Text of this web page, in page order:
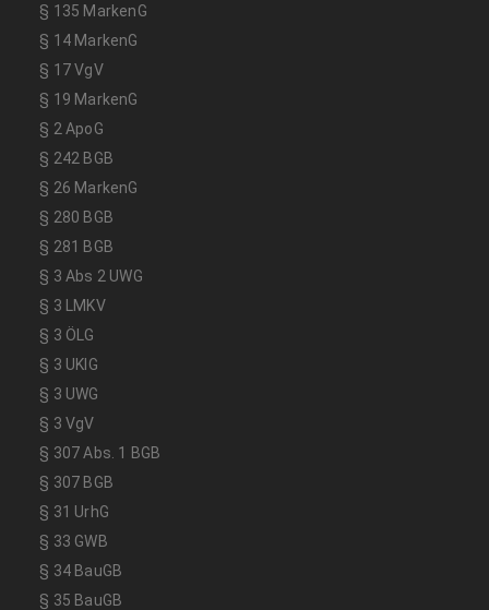
§ 135 MarkenG
§ 14 MarkenG
§ 17 VgV
§ 19 MarkenG
§ 2 ApoG
§ 242 BGB
§ 26 MarkenG
§ 280 BGB
§ 281 BGB
§ 3 Abs 2 UWG
§ 3 LMKV
§ 3 ÖLG
§ 3 UKlG
§ 3 UWG
§ 3 VgV
§ 307 Abs. 1 BGB
§ 307 BGB
§ 31 UrhG
§ 33 GWB
§ 34 BauGB
§ 35 BauGB